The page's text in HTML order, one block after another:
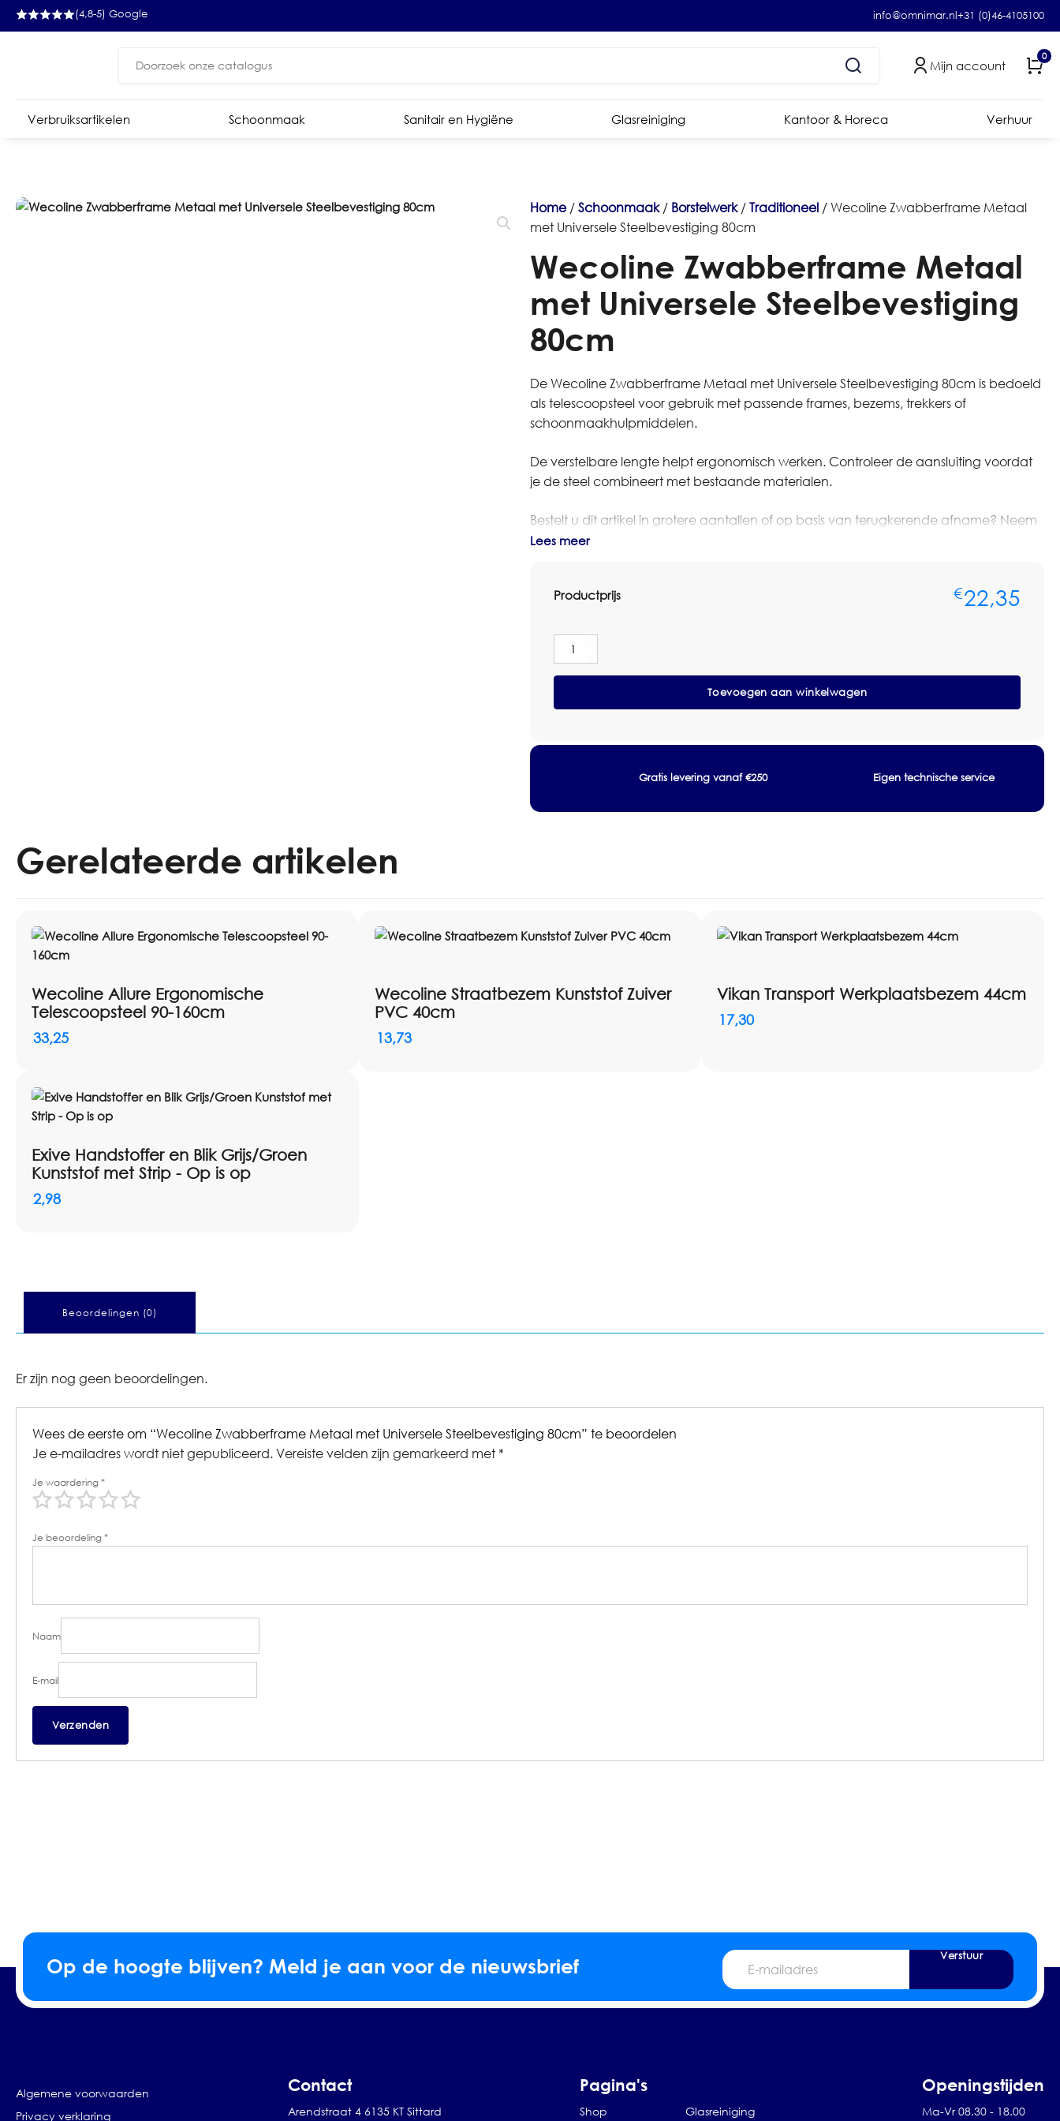
(4,8-5) Google info@omnimar.nl+31 (0)46-4105100
Zoeken
Mijn account
0
Verbruiksartikelen Schoonmaak Sanitair en Hygiëne Glasreiniging Kantoor & Horeca Verhuur
Home/Schoonmaak/ Borstelwerk/Traditioneel / Wecoline Zwabberframe Metaal
met Universele Steelbevestiging 80cm
Wecoline Zwabberframe Metaal
met Universele Steelbevestiging
80cm
De Wecoline Zwabberframe Metaal met Universele Steelbevestiging 80cm is bedoeld
als telescoopsteel voor gebruik met passende frames, bezems, trekkers of
schoonmaakhulpmiddelen.
De verstelbare lengte helpt ergonomisch werken. Controleer de aansluiting voordat
je de steel combineert met bestaande materialen.
Bestelt u dit artikel in grotere aantallen of op basis van terugkerende afname? Neem
dan contact op met Omnimar voor persoonlijk advies of een maatwerkofferte. We
Specificaties
Type: telescoopsteel
Maat/inhoud: 80cm
Aansluiting: universele steelbevestiging
Lees meer
Productprijs €22,35
Wecoline
Zwabberframe
Metaal
Universele
Toevoegen aan winkelwagen
Gratis levering vanaf €250 Eigen technische service
Gerelateerde artikelen
Wecoline Allure Ergonomische
Telescoopsteel 90-160cm
33,25
Wecoline Straatbezem Kunststof Zuiver
PVC 40cm
13,73
Vikan Transport Werkplaatsbezem 44cm
17,30
Exive Handstoffer en Blik Grijs/Groen
Kunststof met Strip - Op is op
2,98
Beoordelingen (0)
Er zijn nog geen beoordelingen.
Wees de eerste om “Wecoline Zwabberframe Metaal met Universele Steelbevestiging 80cm” te beoordelen
Je e-mailadres wordt niet gepubliceerd.Vereiste velden zijn gemarkeerd met *
Je waardering*
Je beoordeling*
Naam
E-mail
Op de hoogte blijven? Meld je aan voor de nieuwsbrief
E-
mailadres
Verstuur
Algemene voorwaarden
Privacy verklaring
Contact
Arendstraat 4 6135 KT Sittard
Pagina's
Shop Glasreiniging
Openingstijden
Ma-Vr 08.30 - 18.00